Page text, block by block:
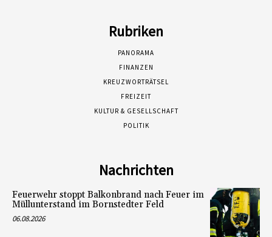
Rubriken
PANORAMA
FINANZEN
KREUZWORTRÄTSEL
FREIZEIT
KULTUR & GESELLSCHAFT
POLITIK
Nachrichten
Feuerwehr stoppt Balkonbrand nach Feuer im
Müllunterstand im Bornstedter Feld
06.08.2026